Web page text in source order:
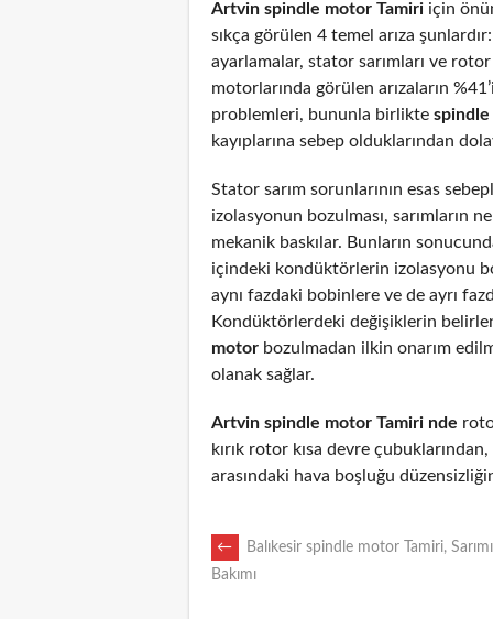
Artvin spindle motor Tamiri için
sıkça görülen 4 temel arıza
ayarlamalar, stator sarımları ve
motorlarında görülen arızaların
problemleri, bununla birlikte
kayıplarına sebep olduklarından
Stator sarım sorunlarının esas
izolasyonun bozulması, sarımların
mekanik baskılar. Bunların
içindeki kondüktörlerin izolasyonu
aynı fazdaki bobinlere ve de ayrı
Kondüktörlerdeki değişiklerin
motor bozulmadan ilkin onarım
olanak sağlar.
Artvin spindle motor Tamiri nde
kırık rotor kısa devre
arasındaki hava boşluğu
POST
←
Balıkesir spindle motor Tamiri,
Bakımı